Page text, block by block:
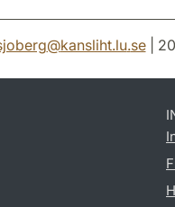
@kansliht.lu.se|